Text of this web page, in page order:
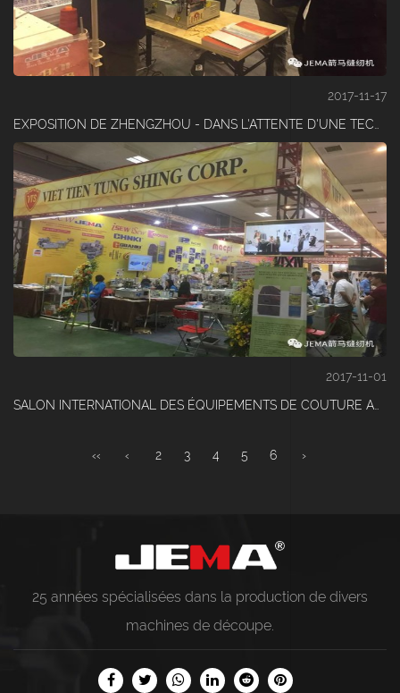
2017-11-17
2017-11-01
‹‹ ‹ 2 3 4 5 6 ›
25 années spécialisées dans la production de divers
machines de découpe.